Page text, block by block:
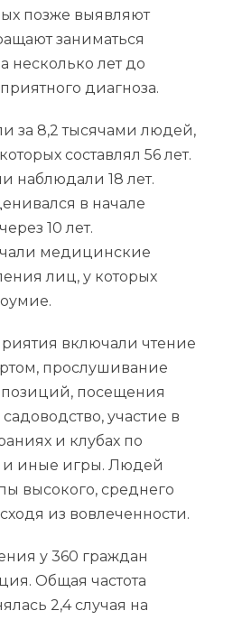
позже выявляют
заниматься
несколько лет до
диагноза.
за 8,2 тысячами людей,
составлял 56 лет.
наблюдали 18 лет.
в начале
10 лет.
медицинские
лиц, у которых
включали чтение
прослушивание
посещения
участие в
и клубах по
и иные игры. Людей
высокого, среднего
из вовлеченности.
у 360 граждан
Общая частота
2,4 случая на